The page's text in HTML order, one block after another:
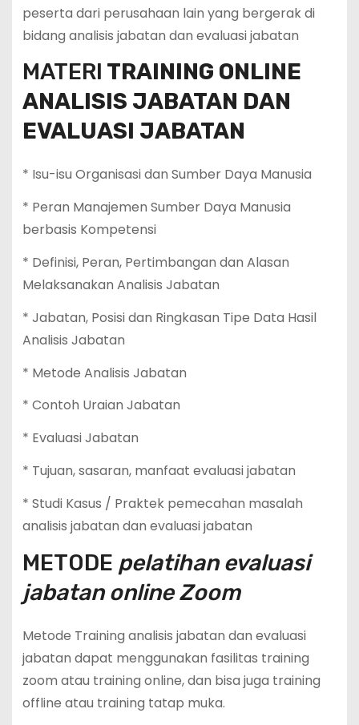
peserta dari perusahaan lain yang bergerak di
bidang analisis jabatan dan evaluasi jabatan
MATERI TRAINING ONLINE
ANALISIS JABATAN DAN
EVALUASI JABATAN
* Isu-isu Organisasi dan Sumber Daya Manusia
* Peran Manajemen Sumber Daya Manusia
berbasis Kompetensi
* Definisi, Peran, Pertimbangan dan Alasan
Melaksanakan Analisis Jabatan
* Jabatan, Posisi dan Ringkasan Tipe Data Hasil
Analisis Jabatan
* Metode Analisis Jabatan
* Contoh Uraian Jabatan
* Evaluasi Jabatan
* Tujuan, sasaran, manfaat evaluasi jabatan
* Studi Kasus / Praktek pemecahan masalah
analisis jabatan dan evaluasi jabatan
METODE pelatihan evaluasi
jabatan online Zoom
Metode Training analisis jabatan dan evaluasi
jabatan dapat menggunakan fasilitas training
zoom atau training online, dan bisa juga training
offline atau training tatap muka.